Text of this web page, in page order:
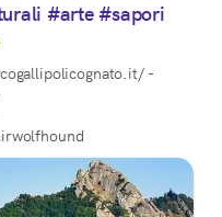
#arte #sapori
-